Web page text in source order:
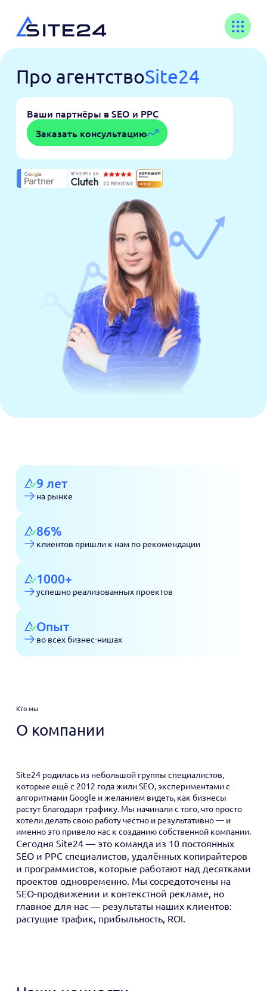
Про агентствоSite24
Ваши партнёры в SEO и PPC
Заказать консультацию
9 лет
на рынке
86%
клиентов пришли к нам по рекомендации
1000+
успешно реализованных проектов
Опыт
во всех бизнес-нишах
Кто мы
О компании
Site24 родилась из небольшой группы специалистов,
которые ещё с 2012 года жили SEO, экспериментами с
алгоритмами Google и желанием видеть, как бизнесы
растут благодаря трафику. Мы начинали с того, что просто
хотели делать свою работу честно и результативно — и
именно это привело нас к созданию собственной компании.
Сегодня Site24 — это команда из 10 постоянных
SEO и PPC специалистов, удалённых копирайтеров
и программистов, которые работают над десятками
проектов одновременно. Мы сосредоточены на
SEO-продвижении и контекстной рекламе, но
главное для нас — результаты наших клиентов:
растущие трафик, прибыльность, ROI.